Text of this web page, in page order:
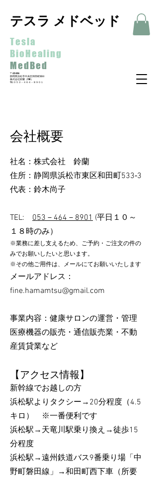
テスラ メドベッド
Tesla
BioHealing
MedBed
〒435-0016
静岡県浜松市中央区和田町533-3
​株式会社鈴蘭（FINE）
​TEL:０５３－４６４－８９０１
会社概要
社名：株式会社 鈴蘭
住所：静岡県浜松市東区和田町533‐3
​代表：鈴木尚子
TEL: 053－464－8901 (平日１０～
１８時のみ）
※業務に差し支えるため、ご予約・ご注文の件の
みでお願いしたいと思います。
※その他ご用件は、メールにてお願いいたします
​メールアドレス：
fine.hamamtsu@gmail.com
​事業内容：健康サロンの運営・管理
医療機器の販売・通信販売業・不動
産賃貸業など
【アクセス情報】
新幹線でお越しの方
浜松駅よりタクシー→20分程度（4.5
キロ） ※一番便利です
​浜松駅→天竜川駅乗り換え→徒歩15
分程度
浜松駅→遠州鉄道バス9番乗り場「中
野町磐田線」→和田町西下車（所要